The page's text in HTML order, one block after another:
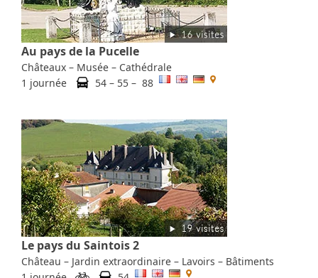
Au pays de la Pucelle
Châteaux – Musée – Cathédrale
1 journée
54 – 55 – 88
Le pays du Saintois 2
Château – Jardin extraordinaire – Lavoirs – Bâtiments